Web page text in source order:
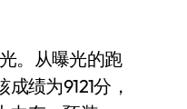
。从曝光的跑
绩为9121分，